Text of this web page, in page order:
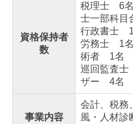
経営改善計画の策定
経営改善オンデマン
グループ通算（有利
関与先向け融資商品
国の共済制度活用コ
資格保持者
数
税理士 6
士一部科
行政書士
労務士 1名
術者 1名
巡回監査
ザー 4名
事業内容
会計、税務
風・人材診